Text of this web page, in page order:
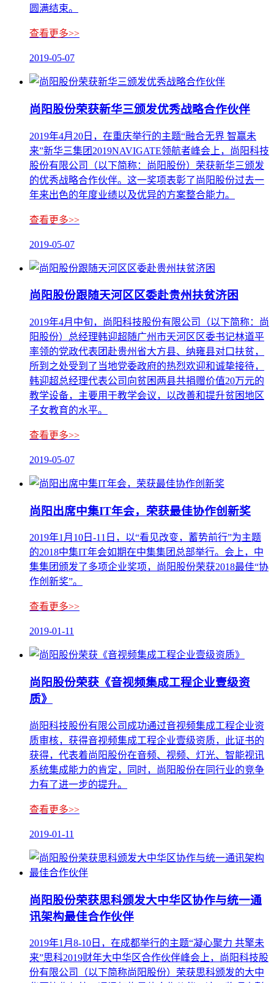
圆满结束。
查看更多>>
2019-05-07
尚阳股份荣获新华三颁发优秀战略合作伙伴
2019年4月20日，在重庆举行的主题“融合无界 智赢未
来”新华三集团2019NAVIGATE领航者峰会上，尚阳科技
股份有限公司（以下简称：尚阳股份）荣获新华三颁发
的优秀战略合作伙伴。这一奖项表彰了尚阳股份过去一
年来出色的年度业绩以及优异的方案整合能力。
查看更多>>
2019-05-07
尚阳股份跟随天河区区委赴贵州扶贫济困
2019年4月中旬，尚阳科技股份有限公司（以下简称：尚
阳股份）总经理韩迎超随广州市天河区区委书记林道平
率领的党政代表团赴贵州省大方县、纳雍县对口扶贫，
所到之处受到了当地党委政府的热烈欢迎和诚挚接待，
韩迎超总经理代表公司向贫困两县共捐赠价值20万元的
教学设备，主要用于教学会议，以改善和提升贫困地区
子女教育的水平。
查看更多>>
2019-05-07
尚阳出席中集IT年会，荣获最佳协作创新奖
2019年1月10日-11日，以“看见改变，蓄势前行”为主题
的2018中集IT年会如期在中集集团总部举行。会上，中
集集团颁发了多项企业奖项，尚阳股份荣获2018最佳“协
作创新奖”。
查看更多>>
2019-01-11
尚阳股份荣获《音视频集成工程企业壹级资
质》
尚阳科技股份有限公司成功通过音视频集成工程企业资
质审核，获得音视频集成工程企业壹级资质，此证书的
获得，代表着尚阳股份在音频、视频、灯光、智能视讯
系统集成能力的肯定，同时，尚阳股份在同行业的竞争
力有了进一步的提升。
查看更多>>
2019-01-11
尚阳股份荣获思科颁发大中华区协作与统一通
讯架构最佳合作伙伴
​2019年1月8-10日，在成都举行的主题“凝心聚力 共擎未
来”思科2019财年大中华区合作伙伴峰会上，尚阳科技股
份有限公司（以下简称尚阳股份）荣获思科颁发的大中